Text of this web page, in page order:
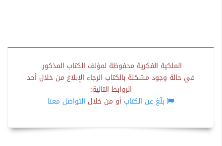
الملكية الفكرية محفوظة لمؤلف الكتاب المذكور.
في حالة وجود مشكلة بالكتاب الرجاء الإبلاغ من خلال أحد
الروابط التالية:
بلّغ عن الكتاب أو من خلال التواصل معنا